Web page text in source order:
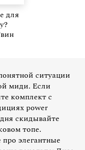
для
ситуации
миди. Если
комплект с
power
скидывайте
топе.
элегантные